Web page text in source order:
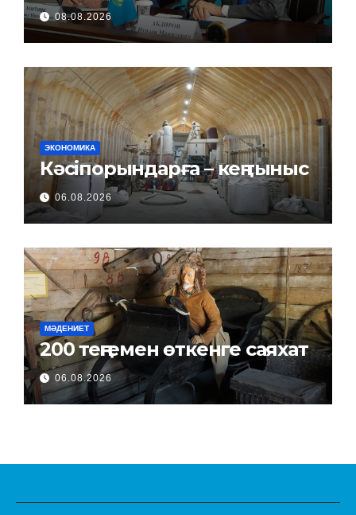
08.08.2026
ЭКОНОМИКА
Кәсіпорындарға – кең тыныс
06.08.2026
МӘДЕНИЕТ
200 теңгемен өткенге саяхат
06.08.2026